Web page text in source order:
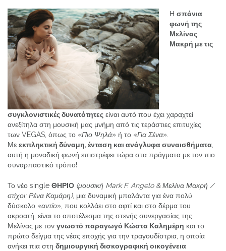
Η σπάνια
φωνή της
Μελίνας
Μακρή με τις
συγκλονιστικές δυνατότητες είναι αυτό που έχει χαραχτεί
ανεξίτηλα στη μουσική μας μνήμη από τις τεράστιες επιτυχίες
των VEGAS, όπως το «Πιο Ψηλά» ή το «Για Σένα».
Με εκπληκτική δύναμη, ένταση και ανάγλυφα συναισθήματα
αυτή η μοναδική φωνή επιστρέφει τώρα στα πράγματα με τον πιο
συναρπαστικό τρόπο!
Το νέο single ΘΗΡΙΟ (μουσική Mark F. Angelo& Μελίνα Μακρή /
στίχοι: Ρένα Καμάρη), μια δυναμική μπαλάντα για ένα πολύ
δύσκολο «αντίο», που κολλάει στο αφτί και στο δέρμα του
ακροατή, είναι το αποτέλεσμα της στενής συνεργασίας της
Μελίνας με τον γνωστό παραγωγό Κώστα Καλημέρη και το
πρώτο δείγμα της νέας εποχής για την τραγουδίστρια, η οποία
ανήκει πια στη δημιουργική δισκογραφική οικογένεια